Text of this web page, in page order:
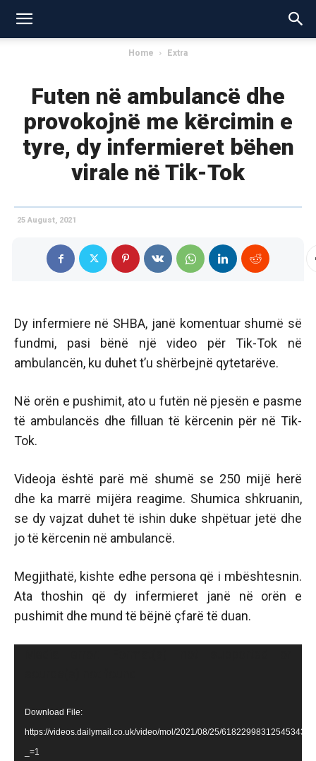
Home Extra
Futen në ambulancë dhe
provokojnë me kërcimin e
tyre, dy infermieret bëhen
virale në Tik-Tok
25 August, 2021
Dy infermiere në SHBA, janë komentuar shumë së
fundmi, pasi bënë një video për Tik-Tok në
ambulancën, ku duhet t’u shërbejnë qytetarëve.
Në orën e pushimit, ato u futën në pjesën e pasme
të ambulancës dhe filluan të kërcenin për në Tik-
Tok.
Videoja është parë më shumë se 250 mijë herë
dhe ka marrë mijëra reagime. Shumica shkruanin,
se dy vajzat duhet të ishin duke shpëtuar jetë dhe
jo të kërcenin në ambulancë.
Megjithatë, kishte edhe persona që i mbështesnin.
Ata thoshin që dy infermieret janë në orën e
pushimit dhe mund të bëjnë çfarë të duan.
Download File:
https://videos.dailymail.co.uk/video/mol/2021/08/25/
_=1